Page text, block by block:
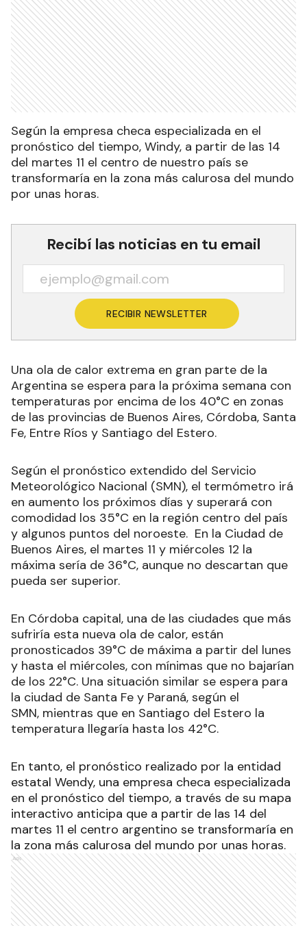
Según la empresa checa especializada en el
pronóstico del tiempo, Windy, a partir de las 14
del martes 11 el centro de nuestro país se
transformaría en la zona más calurosa del mundo
por unas horas.
Recibí las noticias en tu email
RECIBIR NEWSLETTER
Una ola de calor extrema en gran parte de la
Argentina se espera para la próxima semana con
temperaturas por encima de los 40°C en zonas
de las provincias de Buenos Aires, Córdoba, Santa
Fe, Entre Ríos y Santiago del Estero.
Según el pronóstico extendido del Servicio
Meteorológico Nacional (SMN), el termómetro irá
en aumento los próximos días y superará con
comodidad los 35°C en la región centro del país
y algunos puntos del noroeste. En la Ciudad de
Buenos Aires, el martes 11 y miércoles 12 la
máxima sería de 36°C, aunque no descartan que
pueda ser superior.
En Córdoba capital, una de las ciudades que más
sufriría esta nueva ola de calor, están
pronosticados 39°C de máxima a partir del lunes
y hasta el miércoles, con mínimas que no bajarían
de los 22°C. Una situación similar se espera para
la ciudad de Santa Fe y Paraná, según el
SMN, mientras que en Santiago del Estero la
temperatura llegaría hasta los 42°C.
En tanto, el pronóstico realizado por la entidad
estatal Wendy, una empresa checa especializada
en el pronóstico del tiempo, a través de su mapa
interactivo anticipa que a partir de las 14 del
martes 11 el centro argentino se transformaría en
la zona más calurosa del mundo por unas horas.
Ads